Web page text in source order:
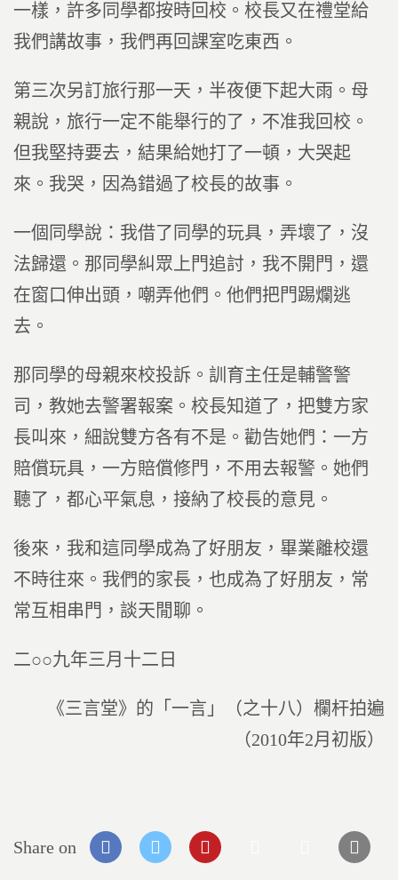
一樣，許多同學都按時回校。校長又在禮堂給
我們講故事，我們再回課室吃東西。
第三次另訂旅行那一天，半夜便下起大雨。母
親說，旅行一定不能舉行的了，不准我回校。
但我堅持要去，結果給她打了一頓，大哭起
來。我哭，因為錯過了校長的故事。
一個同學說：我借了同學的玩具，弄壞了，沒
法歸還。那同學糾眾上門追討，我不開門，還
在窗口伸出頭，嘲弄他們。他們把門踢爛逃
去。
那同學的母親來校投訴。訓育主任是輔警警
司，教她去警署報案。校長知道了，把雙方家
長叫來，細說雙方各有不是。勸告她們：一方
賠償玩具，一方賠償修門，不用去報警。她們
聽了，都心平氣息，接納了校長的意見。
後來，我和這同學成為了好朋友，畢業離校還
不時往來。我們的家長，也成為了好朋友，常
常互相串門，談天閒聊。
二○○九年三月十二日
《三言堂》的「一言」（之十八）欄杆拍遍
（2010年2月初版）
Share on